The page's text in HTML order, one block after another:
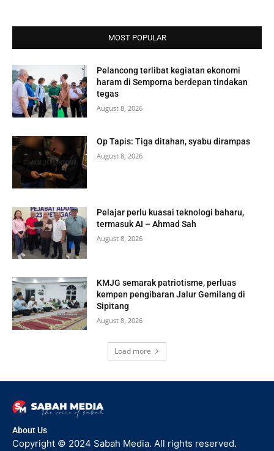
MOST POPULAR
Pelancong terlibat kegiatan ekonomi
haram di Semporna berdepan tindakan
tegas
August 8, 2026
Op Tapis: Tiga ditahan, syabu dirampas
August 8, 2026
Pelajar perlu kuasai teknologi baharu,
termasuk AI – Ahmad Sah
August 8, 2026
KMJG semarak patriotisme, perluas
kempen pengibaran Jalur Gemilang di
Sipitang
August 8, 2026
Load more
About Us
Copyright © 2024 Sabah Media. All rights reserved.